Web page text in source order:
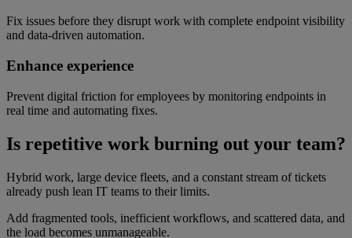
Fix issues before they disrupt work with complete endpoint visibility
and data-driven automation.
Enhance experience
Prevent digital friction for employees by monitoring endpoints in
real time and automating fixes.
Is repetitive work burning out your team?
Hybrid work, large device fleets, and a constant stream of tickets
already push lean IT teams to their limits.
Add fragmented tools, inefficient workflows, and scattered data, and
the load becomes unmanageable.